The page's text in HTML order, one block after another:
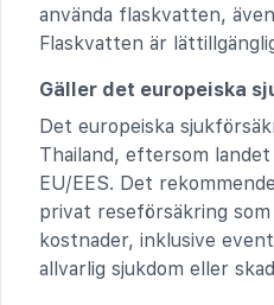
använda flaskvatten,
Flaskvatten är
Gäller det europeiska
Det europeiska
Thailand, eftersom
EU/EES. Det
privat reseförsäkring
kostnader, inklusive
allvarlig sjukdom eller